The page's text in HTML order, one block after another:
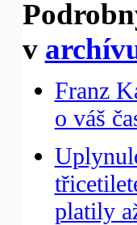
v
Franz
o váš
platily